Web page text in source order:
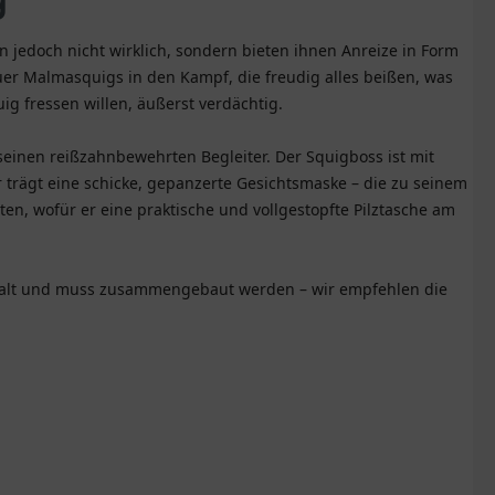
nicht wirklich, sondern bieten ihnen Anreize in Form
Malmasquigs in den Kampf, die freudig alles beißen, was
fressen willen, äußerst verdächtig.
reißzahnbewehrten Begleiter. Der Squigboss ist mit
eine schicke, gepanzerte Gesichtsmaske – die zu seinem
wofür er eine praktische und vollgestopfte Pilztasche am
und muss zusammengebaut werden – wir empfehlen die